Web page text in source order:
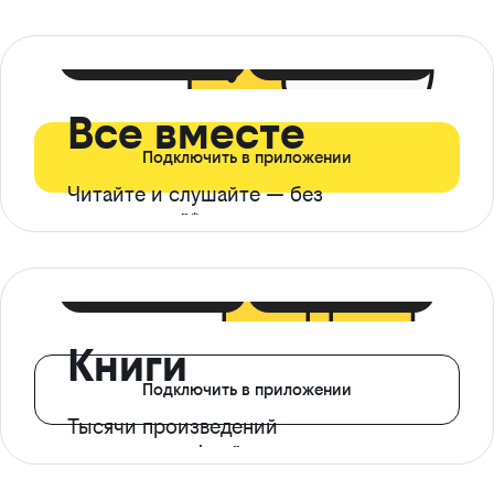
Все вместе
Читайте и слушайте — без
ограничений*
Подключить в приложении
Книги
Тысячи произведений
с доступом офлайн
Подключить в приложении